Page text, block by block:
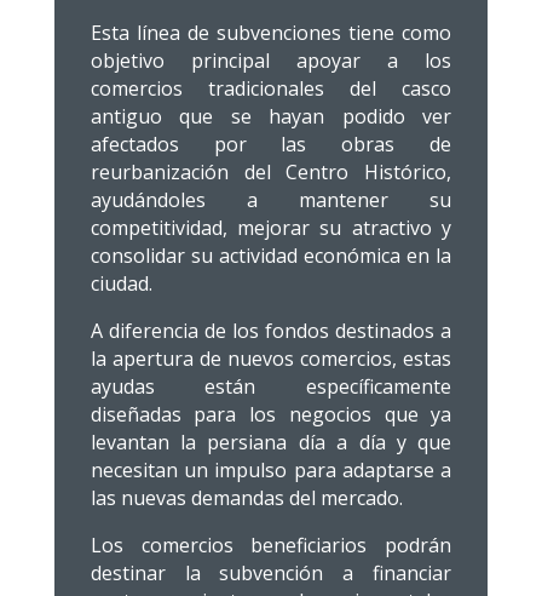
Esta línea de subvenciones tiene como
objetivo principal apoyar a los
comercios tradicionales del casco
antiguo que se hayan podido ver
afectados por las obras de
reurbanización del Centro Histórico,
ayudándoles a mantener su
competitividad, mejorar su atractivo y
consolidar su actividad económica en la
ciudad.
A diferencia de los fondos destinados a
la apertura de nuevos comercios, estas
ayudas están específicamente
diseñadas para los negocios que ya
levantan la persiana día a día y que
necesitan un impulso para adaptarse a
las nuevas demandas del mercado.
Los comercios beneficiarios podrán
destinar la subvención a financiar